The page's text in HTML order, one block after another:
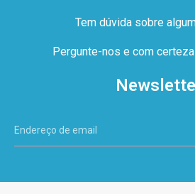
Tem dúvida sobre
Pergunte-nos e com